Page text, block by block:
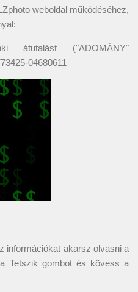
weboldal működéséhez,
átutalást ("ADOMÁNY"
04680611
információkat akarsz olvasni a
Tetszik gombot és kövess a